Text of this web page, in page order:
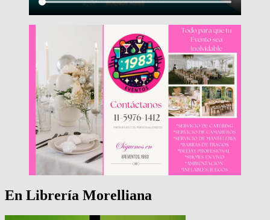
En Librería Morelliana